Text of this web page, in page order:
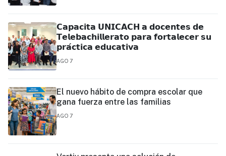
𝗖𝗮𝗽𝗮𝗰𝗶𝘁𝗮 𝗨𝗡𝗜𝗖𝗔𝗖𝗛 𝗮 𝗱𝗼𝗰𝗲𝗻𝘁𝗲𝘀 𝗱𝗲
𝗧𝗲𝗹𝗲𝗯𝗮𝗰𝗵𝗶𝗹𝗹𝗲𝗿𝗮𝘁𝗼 𝗽𝗮𝗿𝗮 𝗳𝗼𝗿𝘁𝗮𝗹𝗲𝗰𝗲𝗿 𝘀𝘂
𝗽𝗿𝗮́𝗰𝘁𝗶𝗰𝗮 𝗲𝗱𝘂𝗰𝗮𝘁𝗶𝘃𝗮
AGO 7
El nuevo hábito de compra escolar que
gana fuerza entre las familias
AGO 7